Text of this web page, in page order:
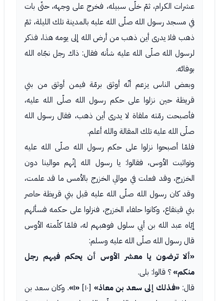
عشرات الكرام، ثمّ خلّى سبيله، فخرج على وجهه، حتّى بات
في مسجد رسول الله صلّى الله عليه بالمدينة تلك الليلة، ثمّ
ذهب فلا يدرى أين ذهب من أرض الله إلى يومه هذا، فذكر
لرسول الله صلّى الله عليه شأنه فقال: ذاك رجل نجّاه الله
بوفائه.
وبعض الناس يزعم أنّه أوثق برمّة فيمن أوثق من بني
قريظة حين نزلوا على حكم رسول الله صلّى الله عليه،
فأصبحت رمّته ملقاة لا يدرى أين ذهب، فقال رسول الله
صلّى الله عليه تلك المقالة والله أعلم.
فلمّا أصبحوا نزلوا على حكم رسول الله صلّى الله عليه
وتواثبت الأوس، فقالوا: يا رسول الله إنّهم موالينا دون
الخزرج، وقد فعلت في موالي الخزرج بالأمس ما قد علمت،
وقد كان رسول الله صلّى الله عليه قبل بني قريظة حاصر
بني قينقاع، وكانوا حلفاء الخزرج، فنزلوا على حكمه فسألهم
إيّاه عبد الله بن أبي سلول فوهبهم له، فلمّا كلّمته الأوس
قال رسول الله صلّى الله عليه وسلم:
«ألا ترضون يا معشر الأوس أن يحكم فيهم رجل
منكم» ؟ قالوا: بلى.
قال: «فذلك إلى سعد بن معاذ» [١٠] «١» . وكان سعد بن